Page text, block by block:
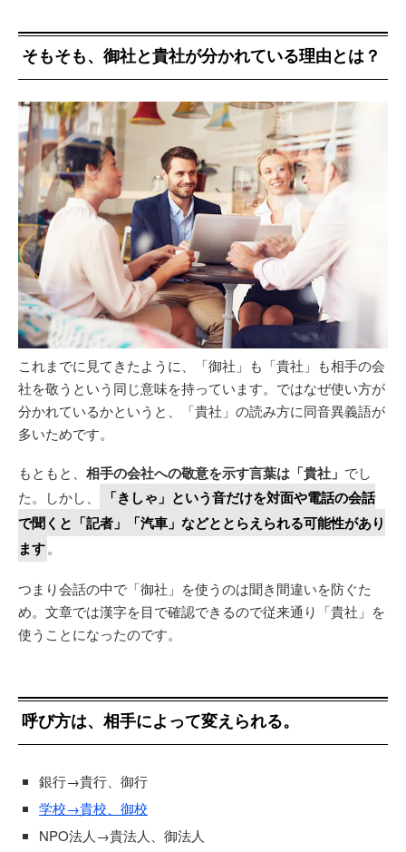
そもそも、御社と貴社が分かれている理由とは？
これまでに見てきたように、「御社」も「貴社」も相手の会
社を敬うという同じ意味を持っています。ではなぜ使い方が
分かれているかというと、「貴社」の読み方に同音異義語が
多いためです。
もともと、 相手の会社への敬意を示す言葉は「貴社」 でし
た。しかし、
「きしゃ」という音だけを対面や電話の会話
で聞くと「記者」「汽車」などととらえられる可能性があり
ます。
つまり会話の中で「御社」を使うのは聞き間違いを防ぐた
め。文章では漢字を目で確認できるので従来通り「貴社」を
使うことになったのです。
呼び方は、相手によって変えられる。
銀行→貴行、御行
学校→貴校、御校
NPO法人→貴法人、御法人